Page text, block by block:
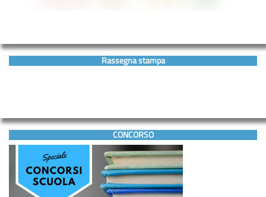
Rassegna stampa
CONCORSO